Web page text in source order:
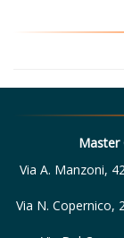
Master
Via A. Manzoni,
Via N. Copernico,